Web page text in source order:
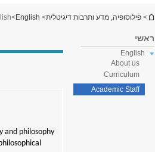
הינך נמצא כאן
> פילוסופיה, מדע ותרבות דיגיטלית>
English
>
ראשי
English
About us
Curriculum
Academic Staff
and philosophy